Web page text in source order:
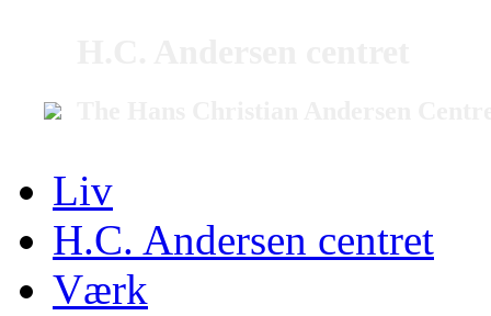
Liv
H.C. Andersen centret
Værk